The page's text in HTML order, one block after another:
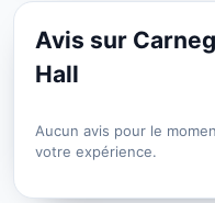
Avis sur
Hall
Aucun avis pour le
votre expérience.